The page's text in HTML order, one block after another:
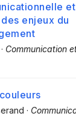
et
enjeux du
· Communication
·